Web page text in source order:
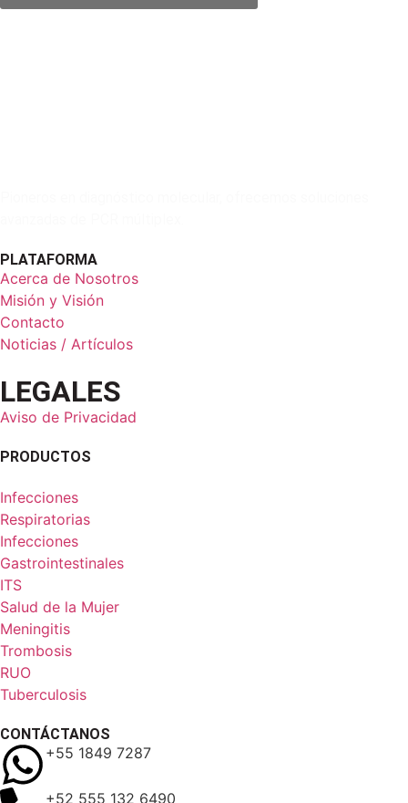
PLATAFORMA
Acerca de Nosotros
Misión y Visión
Contacto
Noticias / Artículos
LEGALES
Aviso de Privacidad
PRODUCTOS
Infecciones
Respiratorias
Infecciones
Gastrointestinales
ITS
Salud de la Mujer
Meningitis
Trombosis
RUO
Tuberculosis
CONTÁCTANOS
+55 1849 7287
+52 555 132 6490